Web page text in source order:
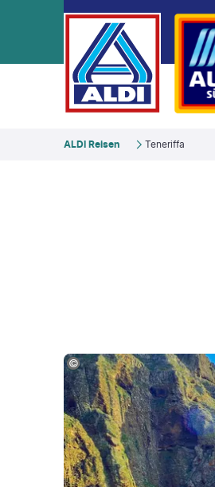
ALDI Reisen Teneriffa
© cristianbalate